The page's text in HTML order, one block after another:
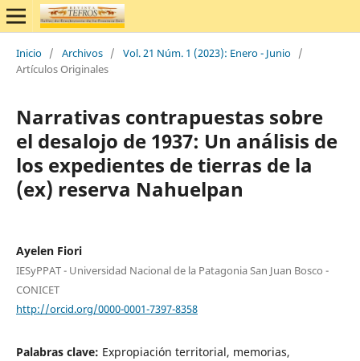
Inicio / Archivos / Vol. 21 Núm. 1 (2023): Enero - Junio /
Artículos Originales
Narrativas contrapuestas sobre
el desalojo de 1937: Un análisis de
los expedientes de tierras de la
(ex) reserva Nahuelpan
Ayelen Fiori
IESyPPAT - Universidad Nacional de la Patagonia San Juan Bosco -
CONICET
http://orcid.org/0000-0001-7397-8358
Palabras clave: Expropiación territorial, memorias,